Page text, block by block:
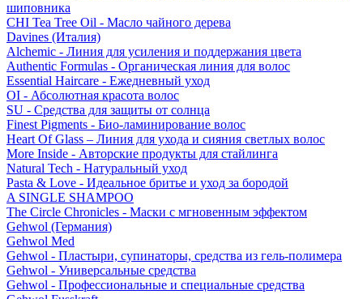
шиповника
CHI Tea Tree Oil - Масло чайного дерева
Davines (Италия)
Alchemic - Линия для усиления и поддержания цвета
Authentic Formulas - Органическая линия для волос
Essential Haircare - Eжедневный уход
OI - Абсолютная красота волос
SU - Средства для защиты от солнца
Finest Pigments - Био-ламинирование волос
Heart Of Glass – Линия для ухода и сияния светлых волос
More Inside - Авторские продукты для стайлинга
Natural Tech - Натуральный уход
Pasta & Love - Идеальное бритье и уход за бородой
A SINGLE SHAMPOO
The Circle Chronicles - Маски с мгновенным эффектом
Gehwol (Германия)
Gehwol Med
Gehwol - Пластыри, супинаторы, средства из гель-полимера
Gehwol - Универсальные средства
Gehwol - Профессиональные и специальные средства